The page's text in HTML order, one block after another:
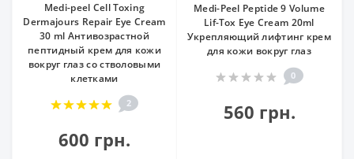
Medi-peel Cell Toxing
Dermajours Repair Eye Cream
30 ml Антивозрастной
пептидный крем для кожи
вокруг глаз со стволовыми
клетками
2
600 грн.
Medi-Peel Peptide 9 Volume
Lif-Tox Eye Cream 20ml
Укрепляющий лифтинг крем
для кожи вокруг глаз
0
560 грн.